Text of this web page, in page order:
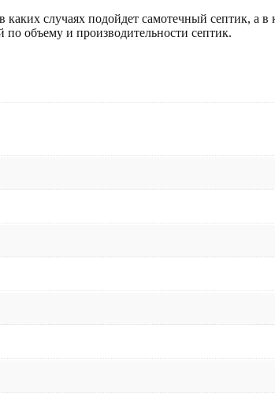
каких случаях подойдет самотечный септик, а
объему и производительности септик.